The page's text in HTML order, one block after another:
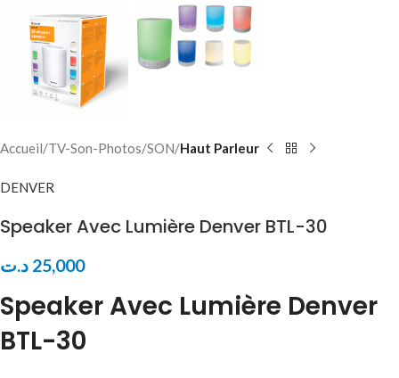
Accueil TV-Son-Photos SON Haut Parleur
DENVER
Speaker Avec Lumière Denver BTL-30
25,000 د.ت
Speaker Avec Lumière Denver
BTL-30